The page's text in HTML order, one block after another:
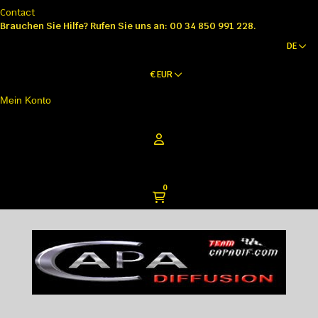
Contact
Brauchen Sie Hilfe? Rufen Sie uns an: 00 34 850 991 228.
DE
€ EUR
Mein Konto
0